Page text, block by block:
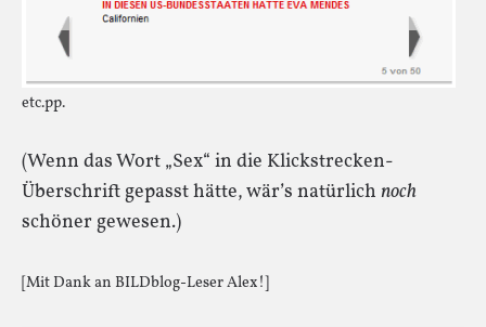
etc.pp.
(Wenn das Wort „Sex“ in die Klickstrecken-
Überschrift gepasst hätte, wär’s natürlich noch
schöner gewesen.)
[Mit Dank an BILDblog-Leser Alex!]